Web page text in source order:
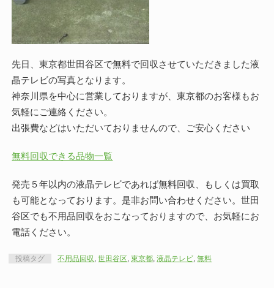
先日、東京都世田谷区で無料で回収させていただきました液
晶テレビの写真となります。
神奈川県を中心に営業しておりますが、東京都のお客様もお
気軽にご連絡ください。
出張費などはいただいておりませんので、ご安心ください
無料回収できる品物一覧
発売５年以内の液晶テレビであれば無料回収、もしくは買取
も可能となっております。是非お問い合わせください。世田
谷区でも不用品回収をおこなっておりますので、お気軽にお
電話ください。
投稿タグ 不用品回収,世田谷区,東京都,液晶テレビ,無料